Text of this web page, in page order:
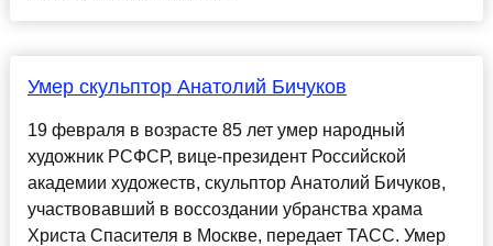
Умер скульптор Анатолий Бичуков
19 февраля в возрасте 85 лет умер народный
художник РСФСР, вице-президент Российской
академии художеств, скульптор Анатолий Бичуков,
участвовавший в воссоздании убранства храма
Христа Спасителя в Москве, передает ТАСС. Умер